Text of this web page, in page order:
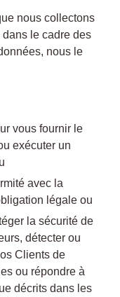
nous collectons
le cadre des
nous le
vous fournir le
exécuter un
avec la
légale ou
la sécurité de
détecter ou
Clients de
ou répondre à
décrits dans les